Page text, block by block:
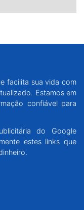
facilita sua vida com
Estamos em
confiável para
do Google
estes links que